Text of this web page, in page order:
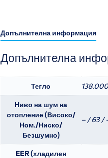
Допълнителна информация
Допълнителна
Тегло
Ниво на шум на
отопление (Високо/
Ном./Ниско/
Безшумно)
– / 63 /
EER (хладилен